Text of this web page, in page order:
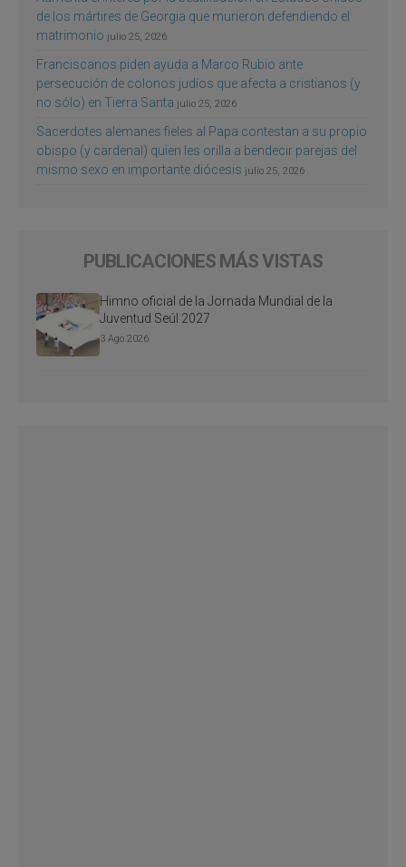
de los mártires de Georgia que murieron defendiendo el
matrimonio julio 25, 2026
Franciscanos piden ayuda a Marco Rubio ante
persecución de colonos judíos que afecta a cristianos (y
no sólo) en Tierra Santa julio 25, 2026
Sacerdotes alemanes fieles al Papa contestan a su propio
obispo (y cardenal) quien les orilla a bendecir parejas del
mismo sexo en importante diócesis julio 25, 2026
PUBLICACIONES MÁS VISTAS
Himno oficial de la Jornada Mundial de la
Juventud Seúl 2027
3 Ago 2026